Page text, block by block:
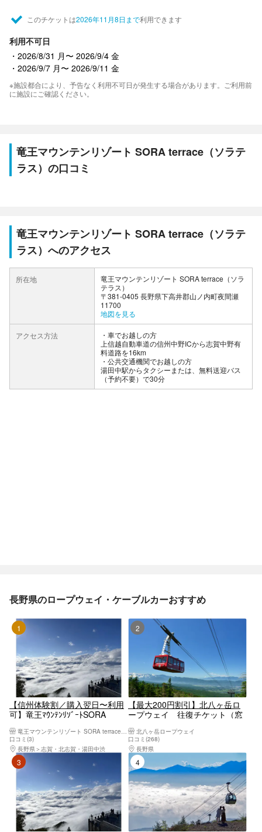
このチケットは2026年11月8日まで利用できます
利用不可日
2026/8/31 月〜 2026/9/4 金
2026/9/7 月〜 2026/9/11 金
※施設都合により、予告なく利用不可日が発生する場合があります。ご利用前
に施設にご確認ください。
竜王マウンテンリゾート SORA terrace（ソラテ
ラス）の口コミ
竜王マウンテンリゾート SORA terrace（ソラテ
ラス）へのアクセス
所在地
竜王マウンテンリゾート SORA terrace（ソラ
テラス）
〒381-0405 長野県下高井郡山ノ内町夜間瀬
11700
地図を見る
アクセス方法
車でお越しの方
上信越自動車道の信州中野ICから志賀中野有
料道路を16km
公共交通機関でお越しの方
湯田中駅からタクシーまたは、無料送迎バス
（予約不要）で30分
長野県のロープウェイ・ケーブルカーおすすめ
【信州体験割／購入翌日〜利用
可】竜王ﾏｳﾝﾃﾝﾘｿﾞｰﾄSORA
1日 9/30迄
竜王マウンテンリゾート SORA terrace（ソラテラス）
口コミ(3)
長野県
志賀・北志賀・湯田中渋
2位
【最大200円割引】北八ヶ岳ロ
ープウェイ 往復チケット（窓
北八ヶ岳ロープウェイ
口コミ(268)
長野県